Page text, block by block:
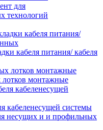
для
технологий
кабеля питания/ кабеля
лотков монтажные
кабеленесущей системы